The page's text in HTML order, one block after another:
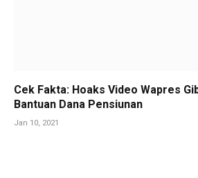
Cek Fakta: Hoaks Video Wapres
Bantuan Dana Pensiunan
Jan 10, 2021